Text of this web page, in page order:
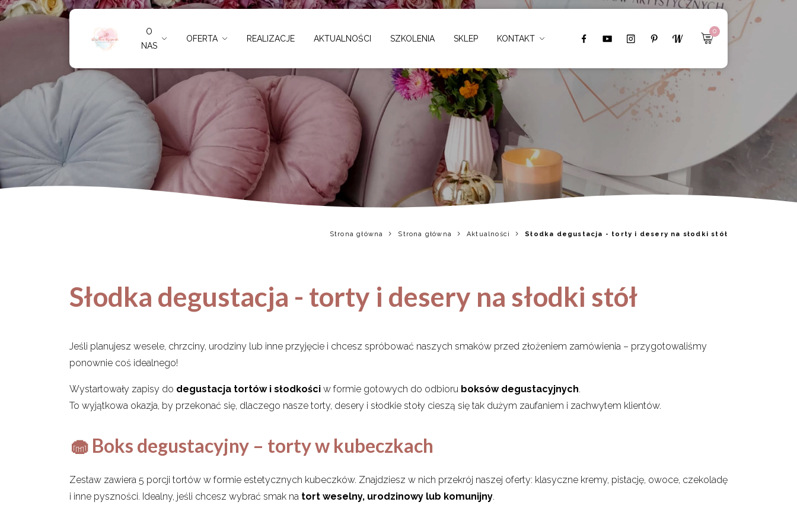
O
NAS
OFERTA REALIZACJE AKTUALNOŚCI SZKOLENIA SKLEP KONTAKT
0
Słodka degustacja - torty i desery na słodki stół
Strona główna Strona główna Aktualności Słodka degustacja - torty i desery na słodki stół
Słodka degustacja - torty i desery na słodki stół
Jeśli planujesz wesele, chrzciny, urodziny lub inne przyjęcie i chcesz spróbować naszych smaków przed złożeniem zamówienia – przygotowaliśmy
ponownie coś idealnego!
Wystartowały zapisy do degustacja tortów i słodkości w formie gotowych do odbioru boksów degustacyjnych.
To wyjątkowa okazja, by przekonać się, dlaczego nasze torty, desery i słodkie stoły cieszą się tak dużym zaufaniem i zachwytem klientów.
🧁 Boks degustacyjny – torty w kubeczkach
Zestaw zawiera 5 porcji tortów w formie estetycznych kubeczków. Znajdziesz w nich przekrój naszej oferty: klasyczne kremy, pistację, owoce, czekoladę
i inne pyszności. Idealny, jeśli chcesz wybrać smak na tort weselny, urodzinowy lub komunijny.